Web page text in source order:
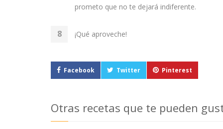
prometo que no te dejará indiferente.
¡Qué aproveche!
Facebook Twitter Pinterest
Otras recetas que te pueden